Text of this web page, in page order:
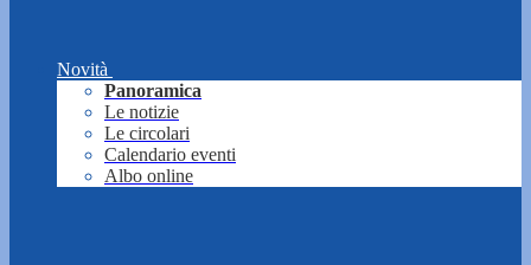
Novità
Panoramica
Le notizie
Le circolari
Calendario eventi
Albo online